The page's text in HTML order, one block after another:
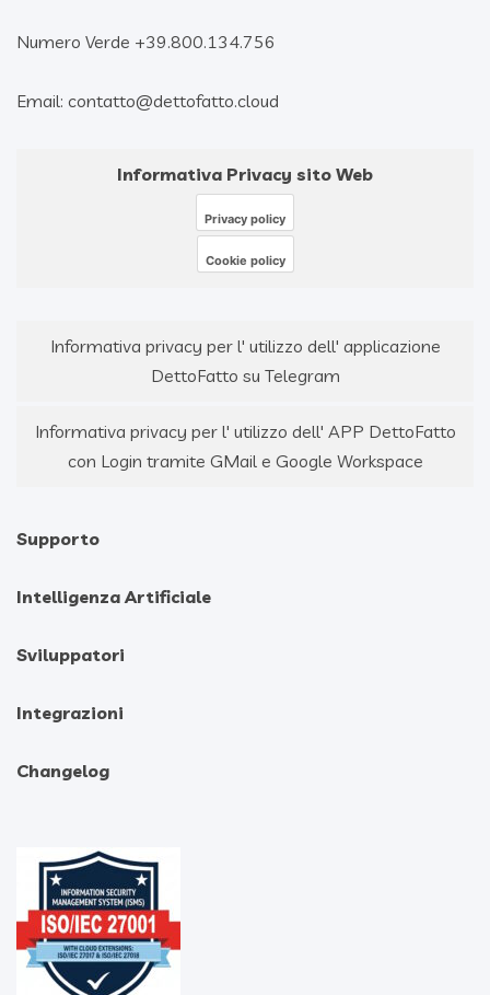
Numero Verde +39.800.134.756
Email: contatto@dettofatto.cloud
Informativa Privacy sito Web
Privacy policy
Cookie policy
Informativa privacy per l' utilizzo dell' applicazione
DettoFatto su Telegram
Informativa privacy per l' utilizzo dell' APP DettoFatto
con Login tramite GMail e Google Workspace
Supporto
Intelligenza Artificiale
Sviluppatori
Integrazioni
Changelog